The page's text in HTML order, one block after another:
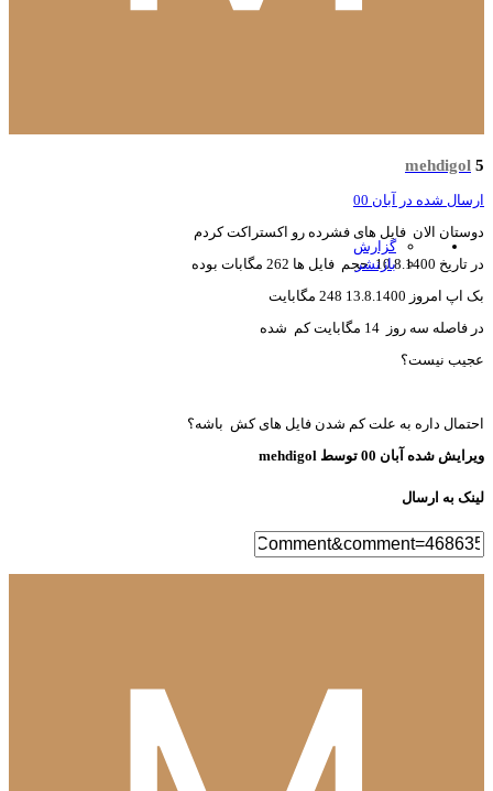
mehdigol
شده در آبان 00
گزارش
بازنشر
الان فایل های فشرده رو اکستراکت کردم
حجم فایل ها 262 مگابات بوده
امروز 13.8.1400 248 مگابایت
سه روز 14 مگابایت کم شده
نیست؟
داره به علت کم شدن فایل های کش باشه؟
شدهآبان 00 توسط mehdigol
به ارسال